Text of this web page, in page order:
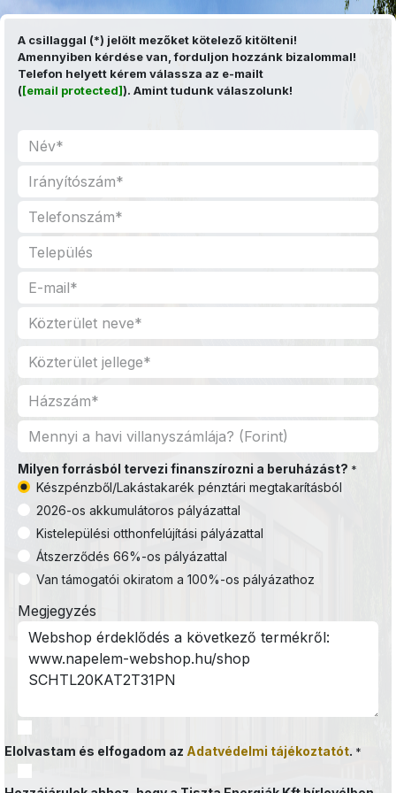
Kihagyás és továbblépés a tartalomhoz
A csillaggal (*) jelölt mezőket kötelező kitölteni!
Amennyiben kérdése van, forduljon hozzánk bizalommal!
Telefon helyett kérem válassza az e-mailt
([email protected]). Amint tudunk válaszolunk!
Milyen forrásból tervezi finanszírozni a beruházást? *
Készpénzből/Lakástakarék pénztári megtakarításból
2026-os akkumulátoros pályázattal
Kistelepülési otthonfelújítási pályázattal
Átszerződés 66%-os pályázattal
Van támogatói okiratom a 100%-os pályázathoz
Megjegyzés
Elolvastam és elfogadom az Adatvédelmi tájékoztatót. *